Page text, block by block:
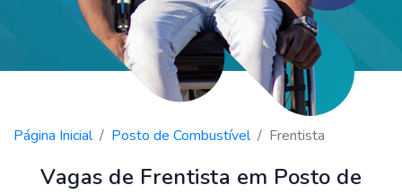
Página Inicial Posto de Combustível Frentista
Vagas de Frentista em Posto de